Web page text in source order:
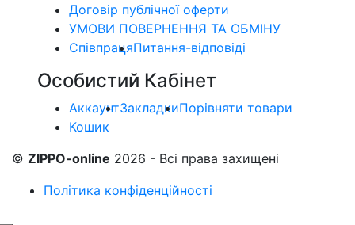
Договір публічної оферти
УМОВИ ПОВЕРНЕННЯ ТА ОБМІНУ
СпівпрацяПитання-відповіді
Особистий Кабінет
АккаунтЗакладкиПорівняти товари
Кошик
© ZIPPO-online 2026 - Всі права захищені
Політика конфіденційності